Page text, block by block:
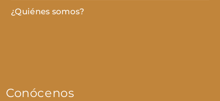
¿Quiénes somos?
Conócenos